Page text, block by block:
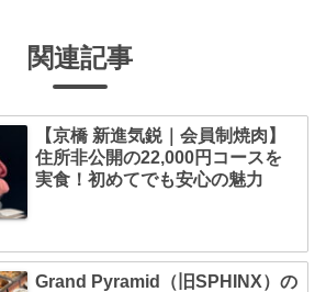
関連記事
【京橋 新進気鋭｜会員制焼肉】
住所非公開の22,000円コースを
実食！初めてでも安心の魅力
Grand Pyramid（旧SPHINX）の